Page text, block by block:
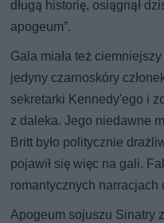
długą historię, osiągnął
apogeum”.
Gala miała też
jedyny czarnoskóry
sekretarki Kennedy'ego i
z daleka. Jego niedawne
Britt było politycznie
pojawił się więc na gali.
romantycznych narracjach
Apogeum sojuszu Sinatry